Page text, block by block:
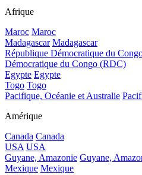
Afrique
Maroc Maroc
Madagascar Madagascar
République Démocratique du
Démocratique du Congo (RDC)
Egypte Egypte
Togo Togo
Pacifique, Océanie et Australie
Amérique
Canada Canada
USA USA
Guyane, Amazonie Guyane,
Mexique Mexique